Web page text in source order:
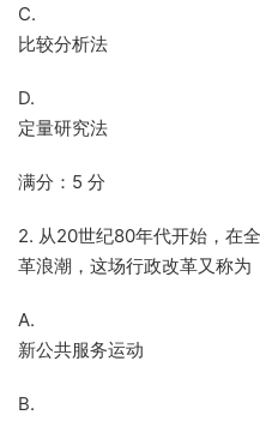
C.
比较分析法
D.
定量研究法
满分：5 分
2. 从20世纪80年代开始，在
革浪潮，这场行政改革又称为
A.
新公共服务运动
B.